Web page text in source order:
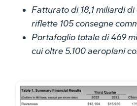
Fatturato di 18,1 miliardi
riflette 105 consegne
Portafoglio totale di 469
cui oltre 5.100 aeroplani